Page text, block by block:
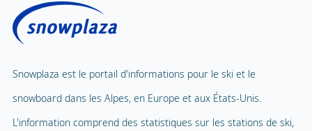
Snowplaza est le portail d'informations pour le ski et le
snowboard dans les Alpes, en Europe et aux États-Unis.
L'information comprend des statistiques sur les stations de ski,